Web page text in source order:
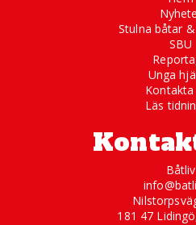
Stulna båtar
SBU
Unga
Läs
Båtliv
181 47